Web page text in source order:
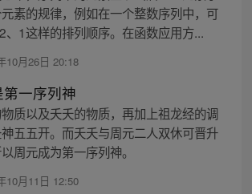
素的规律，例如在一个整数序列中，可
、1这样的排列顺序。在函数应用方...
10月26日 20:18
一序列神
质以及夭夭的物质，再加上祖龙经的调
五五开。而夭夭与周元二人双休可晋升
周元成为第一序列神。
10月11日 12:50